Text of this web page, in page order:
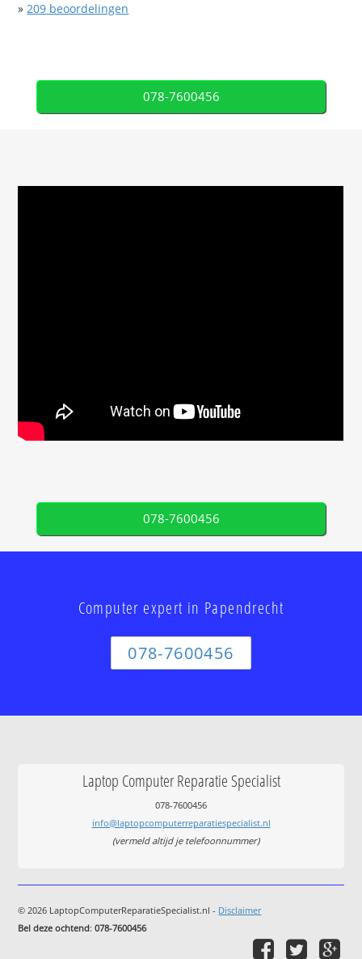
»209 beoordelingen
078-7600456
078-7600456
Computer expert in Papendrecht
078-7600456
Laptop Computer Reparatie Specialist
078-7600456
info@laptopcomputerreparatiespecialist.nl
(vermeld altijd je telefoonnummer)
© 2026 LaptopComputerReparatieSpecialist.nl - Disclaimer
Bel deze ochtend:078-7600456